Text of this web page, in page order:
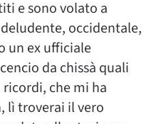
e sono volato a
occidentale,
un ex ufficiale
da chissà quali
che mi ha
lì troverai il vero